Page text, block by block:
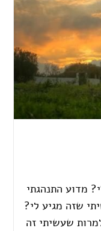
מדוע התנהגתי
שזה מגיע לי?
שעשיתי זה